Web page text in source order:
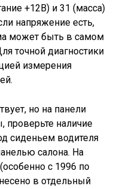
+12В) и 31 (масса)
напряжение есть,
может быть в самом
точной диагностики
измерения
но на панели
проверьте наличие
сиденьем водителя
салона. На
с 1996 по
в отдельный